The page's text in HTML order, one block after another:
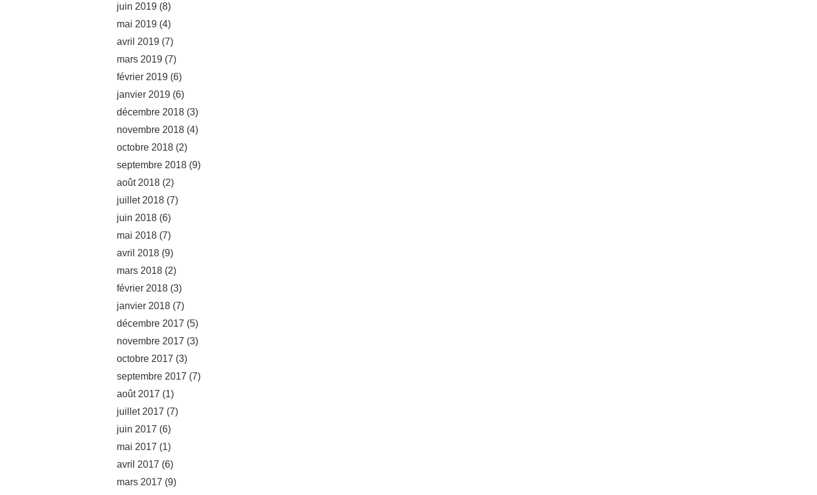
juin 2019 (8)
mai 2019 (4)
avril 2019 (7)
mars 2019 (7)
février 2019 (6)
janvier 2019 (6)
décembre 2018 (3)
novembre 2018 (4)
octobre 2018 (2)
septembre 2018 (9)
août 2018 (2)
juillet 2018 (7)
juin 2018 (6)
mai 2018 (7)
avril 2018 (9)
mars 2018 (2)
février 2018 (3)
janvier 2018 (7)
décembre 2017 (5)
novembre 2017 (3)
octobre 2017 (3)
septembre 2017 (7)
août 2017 (1)
juillet 2017 (7)
juin 2017 (6)
mai 2017 (1)
avril 2017 (6)
mars 2017 (9)